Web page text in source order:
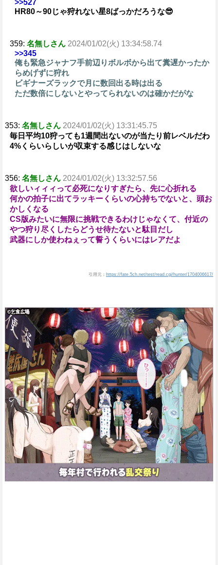
>>527
HR80～90じゃ狩れない星8ばっかだろうな😎
359: 名無しさん 2024/01/02(火) 13:34:58.74
>>345
俺も緊急ジャナフ手前辺りボルボから出て糞遅かったか
らめげずに狩れ
ビギナーズラックで月に数回出る時は出る
ただ数倍にしないとやってられないのは確かだがな
353: 名無しさん 2024/01/02(火) 13:31:45.75
毎日平均10狩っても1週間出ないのが当たり前レベルだわ
4%くらいらしいが収束する感じはしないな
356: 名無しさん 2024/01/02(火) 13:32:57.56
欲しいィィィって必死になりすぎたら、先に心折れる
何かの拍子に出てラッキーくらいの心持ちでないと、頭お
かしくなる
CS版みたいに無限に挑戦できるわけじゃなくて、付近の
やつ狩り尽くしたらどうせ待たないと駄目だし
武器にしか使わねぇって誓うくらいにはレアだよ
引用元： https://fate.5ch.net/test/read.cgi/hunter/1704006617/